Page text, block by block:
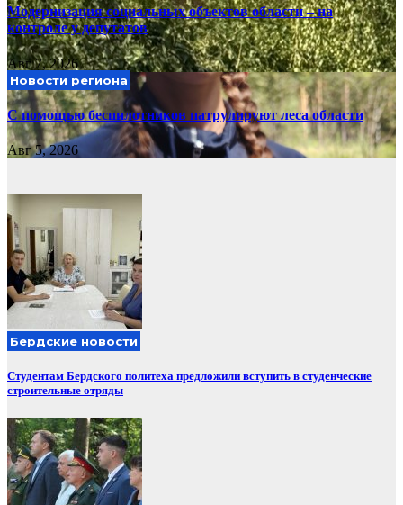
Модернизация социальных объектов области – на
контроле у депутатов
Авг 7, 2026
Новости региона
С помощью беспилотников патрулируют леса области
Авг 5, 2026
Бердские новости
Студентам Бердского политеха предложили вступить в студенческие
строительные отряды